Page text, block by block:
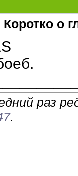
Коротко о
раз
.